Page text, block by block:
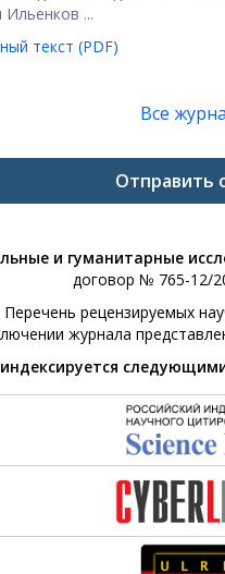
Ильенков ...
текст (PDF)
Все
Отправить
и гуманитарные
договор № 765-12/
рецензируемых
журнала